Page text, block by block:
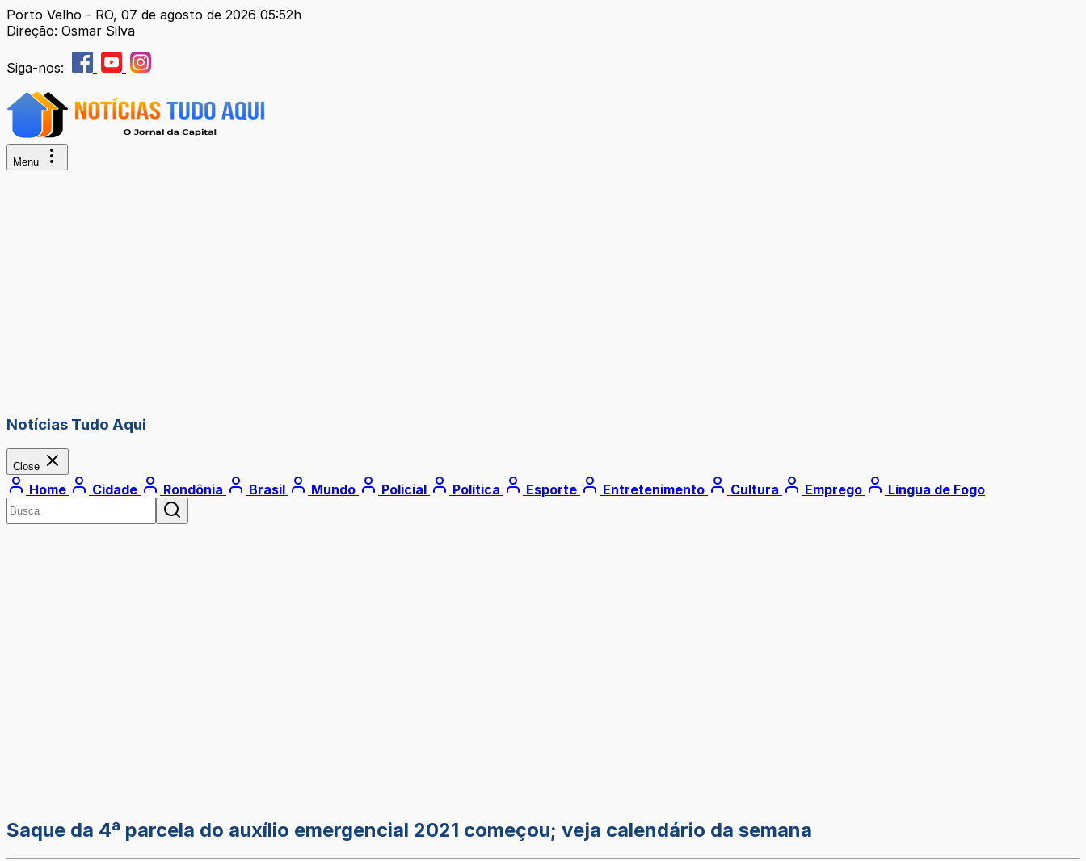
Porto Velho - RO, 07 de agosto de 2026 05:52h
Direção: Osmar Silva
Siga-nos:
Menu
Notícias Tudo Aqui
Close
Home Cidade Rondônia Brasil Mundo Policial Política Esporte Entretenimento Cultura Emprego Língua de Fogo
Saque da 4ª parcela do auxílio emergencial 2021 começou; veja calendário da semana